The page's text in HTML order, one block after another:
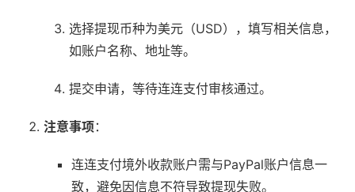
选择提现币种为美元（USD），填写相关信息，
如账户名称、地址等。
提交申请，等待连连支付审核通过。
注意事项：
连连支付境外收款账户需与PayPal账户信息一
致，避免因信息不符导致提现失败。